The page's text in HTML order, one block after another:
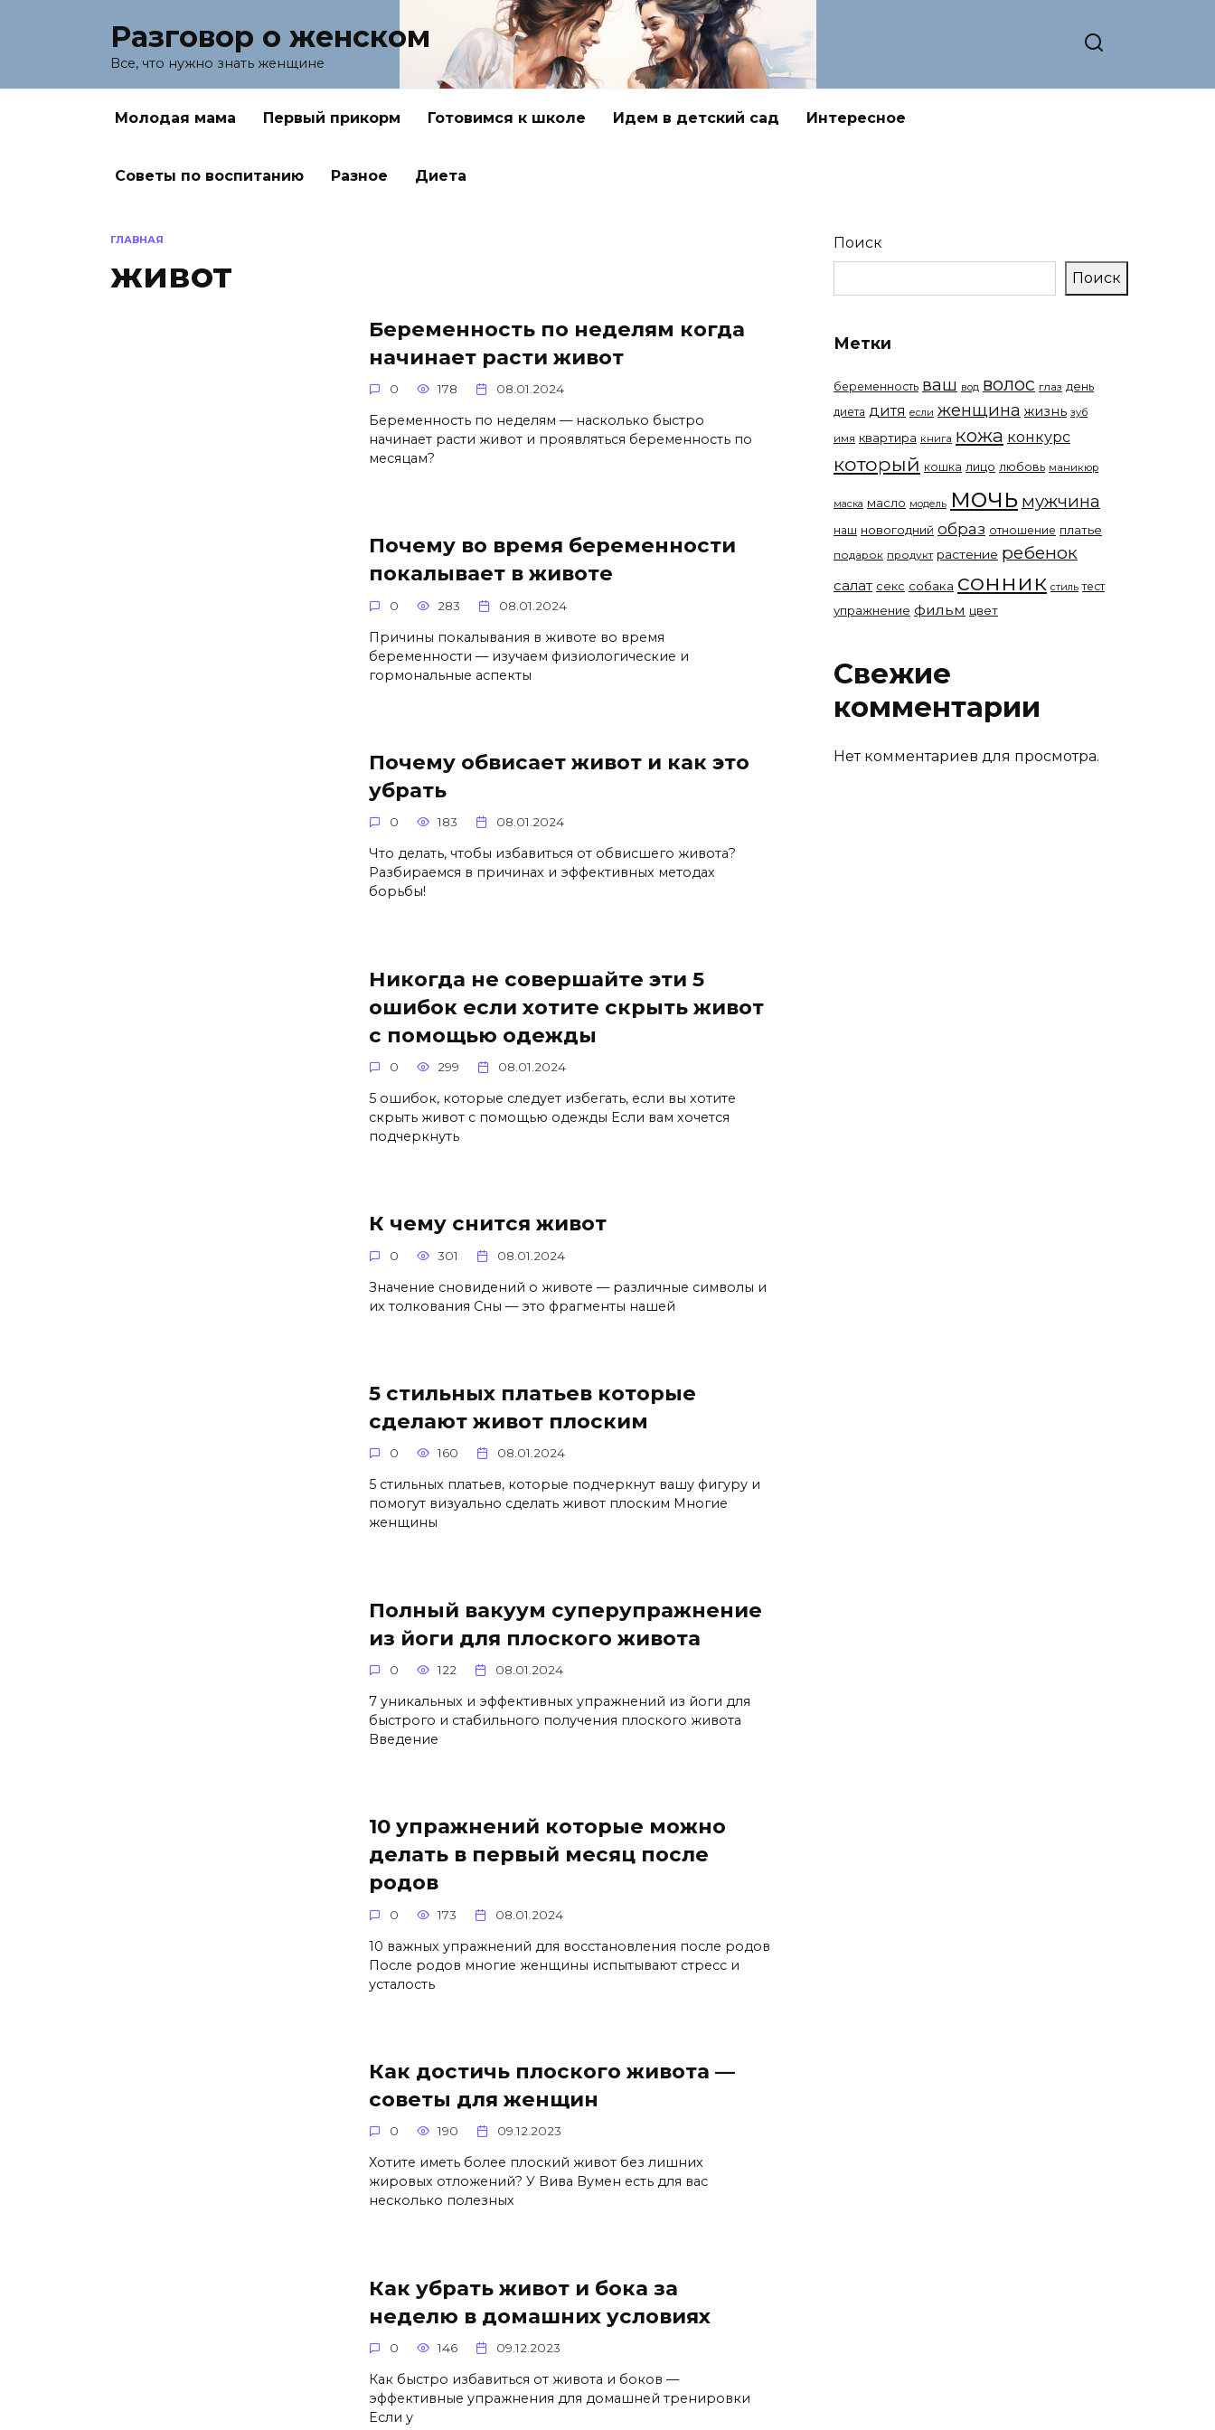
Разговор о женском
Все, что нужно знать женщине
Молодая мама Первый прикорм Готовимся к школе Идем в детский сад Интересное
Советы по воспитанию Разное Диета
ГЛАВНАЯ
живот
Беременность по неделям когда
начинает расти живот
0 178 08.01.2024
Беременность по неделям — насколько быстро
начинает расти живот и проявляться беременность по
месяцам?
Почему во время беременности
покалывает в животе
0 283 08.01.2024
Причины покалывания в животе во время
беременности — изучаем физиологические и
гормональные аспекты
Почему обвисает живот и как это
убрать
0 183 08.01.2024
Что делать, чтобы избавиться от обвисшего живота?
Разбираемся в причинах и эффективных методах
борьбы!
Никогда не совершайте эти 5
ошибок если хотите скрыть живот
с помощью одежды
0 299 08.01.2024
5 ошибок, которые следует избегать, если вы хотите
скрыть живот с помощью одежды Если вам хочется
подчеркнуть
К чему снится живот
0 301 08.01.2024
Значение сновидений о животе — различные символы и
их толкования Сны — это фрагменты нашей
5 стильных платьев которые
сделают живот плоским
0 160 08.01.2024
5 стильных платьев, которые подчеркнут вашу фигуру и
помогут визуально сделать живот плоским Многие
женщины
Полный вакуум суперупражнение
из йоги для плоского живота
0 122 08.01.2024
7 уникальных и эффективных упражнений из йоги для
быстрого и стабильного получения плоского живота
Введение
10 упражнений которые можно
делать в первый месяц после
родов
0 173 08.01.2024
10 важных упражнений для восстановления после родов
После родов многие женщины испытывают стресс и
усталость
Как достичь плоского живота —
советы для женщин
0 190 09.12.2023
Хотите иметь более плоский живот без лишних
жировых отложений? У Вива Вумен есть для вас
несколько полезных
Как убрать живот и бока за
неделю в домашних условиях
0 146 09.12.2023
Как быстро избавиться от живота и боков —
эффективные упражнения для домашней тренировки
Если у
Поиск
Поиск
Метки
беременность ваш вод волос глаз день
диета дитя если женщина жизнь зуб
имя квартира книга кожа конкурс
который кошка лицо любовь маникюр
маска масло модель мочь мужчина
наш новогодний образ отношение платье
подарок продукт растение ребенок
салат секс собака сонник стиль тест
упражнение фильм цвет
Свежие
комментарии
Нет комментариев для просмотра.